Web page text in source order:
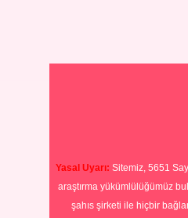
Yasal Uyarı: Sitemiz, 5651
araştırma yükümlülüğümüz
şahıs şirketi ile hiçbir